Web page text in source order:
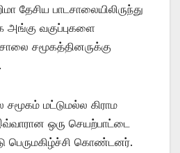
தேசிய பாடசாலையிலிருந்து
அங்கு வகுப்புகளை
சமூகத்தினருக்கு
மட்டுமல்ல கிராம
ஒரு செயற்பாட்டை
பெருமகிழ்ச்சி கொண்டனர்.